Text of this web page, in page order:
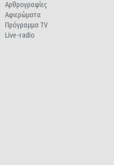
Αρθρογραφίες
Αφιερώματα
Πρόγραμμα TV
Live-radio